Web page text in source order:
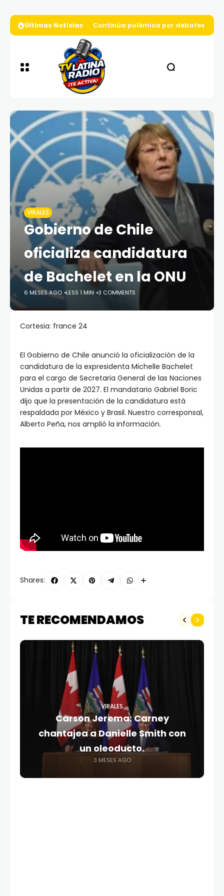
Últimas Noticias Continúa polémica por debates
VIRALES
Gobierno de Chile
oficializa candidatura
de Bachelet en la ONU
6 MESES AGO LESS 1 MIN 3 COMMENTS
Cortesia: france 24
El Gobierno de Chile anunció la oficialización de la
candidatura de la expresidenta Michelle Bachelet
para el cargo de Secretaria General de las Naciones
Unidas a partir de 2027. El mandatario Gabriel Boric
dijo que la presentación de la candidatura está
respaldada por México y Brasil. Nuestro corresponsal,
Alberto Peña, nos amplió la información.
Shares:
TE RECOMENDAMOS
VIRALES
Carson Jerema: Carney
chantajea a Danielle Smith con
un oleoducto.
3 MESES AGO